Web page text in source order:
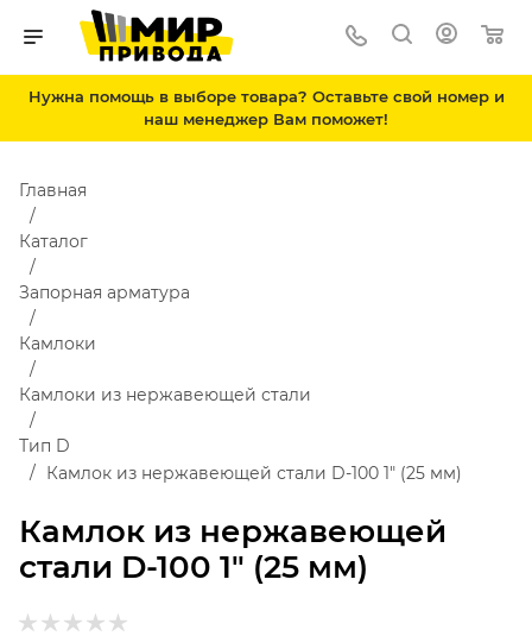
Нужна помощь в выборе товара? Оставьте свой номер и
наш менеджер Вам поможет!
Камлок из нержавеющей
стали D-100 1" (25 мм)
Главная
Каталог
Запорная арматура
Камлоки
Камлоки из нержавеющей стали
Тип D
Камлок из нержавеющей стали D-100 1" (25 мм)